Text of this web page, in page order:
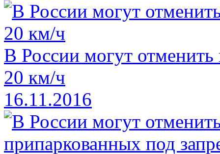
В России могут
20 км/ч
16.11.2016